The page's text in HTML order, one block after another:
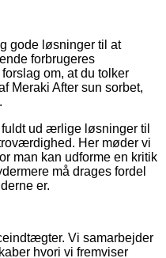
gode løsninger til at
forbrugeres
om, at du tolker
Meraki After sun sorbet,
ud ærlige løsninger til
Her møder vi
man kan udforme en kritik
må drages fordel
er.
Vi samarbejder
hvori vi fremviser